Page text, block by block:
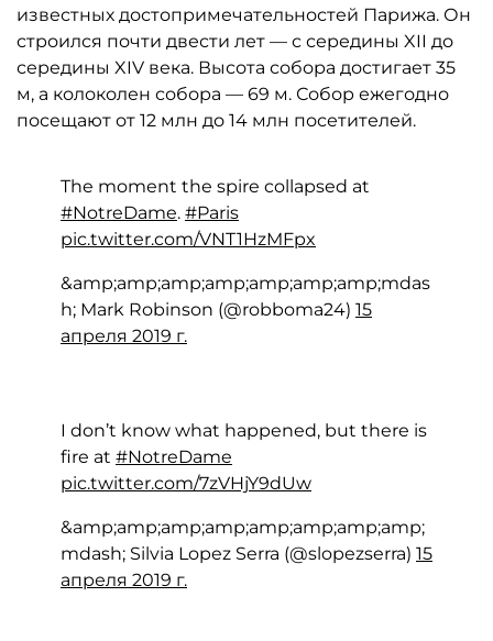
известных достопримечательностей Парижа. Он
строился почти двести лет — с середины XII до
середины XIV века. Высота собора достигает 35
м, а колоколен собора — 69 м. Собор ежегодно
посещают от 12 млн до 14 млн посетителей.
The moment the spire collapsed at
#NotreDame. #Paris
pic.twitter.com/VNT1HzMFpx
&amp;amp;amp;amp;amp;amp;amp;mdas
h; Mark Robinson (@robboma24) 15
апреля 2019 г.
I don’t know what happened, but there is
fire at #NotreDame
pic.twitter.com/7zVHjY9dUw
&amp;amp;amp;amp;amp;amp;amp;amp;
mdash; Silvia Lopez Serra (@slopezserra) 15
апреля 2019 г.